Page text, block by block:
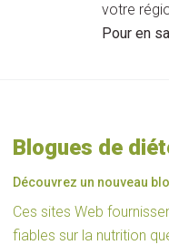
votre
Pour en
Blogues de
Découvrez un nouveau
Ces sites Web
fiables sur la nutrition